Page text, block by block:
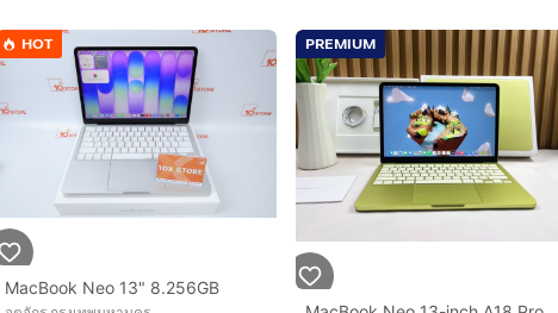
HOT
MacBook Neo 13" 8.256GB
PREMIUM